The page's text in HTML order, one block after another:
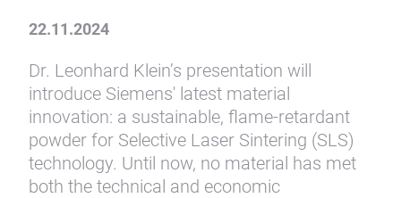
22.11.2024
Dr. Leonhard Klein’s presentation will
introduce Siemens' latest material
innovation: a sustainable, flame-retardant
powder for Selective Laser Sintering (SLS)
technology. Until now, no material has met
both the technical and economic